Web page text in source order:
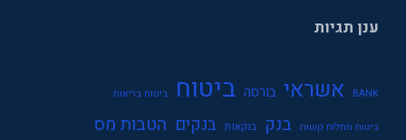
ענן תגיות
BANK אשראי בורסה ביטוח ביטוח בריאות
ביטוח מחלות קשות בנק בנקאות בנקים הטבות מס